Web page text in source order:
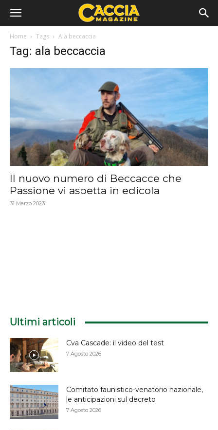
Home Tags Ala beccaccia
Tag: ala beccaccia
Il nuovo numero di Beccacce che
Passione vi aspetta in edicola
31 Marzo 2023
Ultimi articoli
Cva Cascade: il video del test
7 Agosto 2026
Comitato faunistico-venatorio nazionale,
le anticipazioni sul decreto
7 Agosto 2026